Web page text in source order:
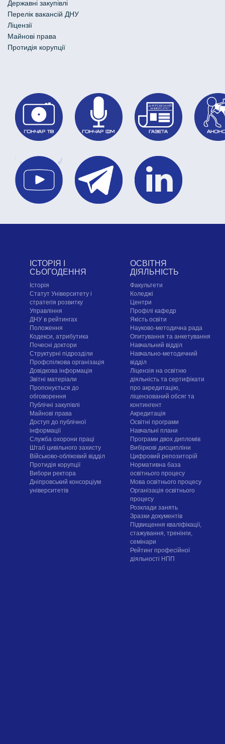
Державні закупівлі
Перелік вакансій ДНУ
Ліцензії
Майнові права
Протидія корупції
ІСТОРІЯ І
СЬОГОДЕННЯ
Історія
Статут Університету і
стратегія розвитку
Управління
ДНУ в рейтингах
Положення
Кодекси, атрибутика
Почесні доктори
Структурні підрозділи
Профспілкова організація
Довідкова інформація
Звітні матеріали
Пропонується до
обговорення
Публічні закупівлі
Майнові права
Доступ до публічної
інформації
Служба охорони праці
Штаб цивільного захисту
Військово-обліковий відділ
Протидія корупції
Вибори ректора
Дніпровський консорціум
університетів
ОСВІТНЯ
ДІЯЛЬНІСТЬ
Факультети
Коледжі
Центри
Профілі кафедр
Якість освіти
Науково-методична рада
Опитування та анкетування
Навчальний відділ
Навчально-методичний
відділ
Ліцензія на освітню
діяльність та сертифікати
про акредитацію,
ліцензований обсяг та
контингент
Акредитація
Освітні програми
Навчальні плани
Програми двох дипломів
Вибіркові дисципліни
Цифровий репозиторій
Нормативна база
освітнього процесу
Мова освітнього процесу
Організація освітнього
процесу
Розклади занять
Зразки документів
Підвищення кваліфікації,
стажування, тренінги,
семінари
Рейтинг професійної
діяльності НПП